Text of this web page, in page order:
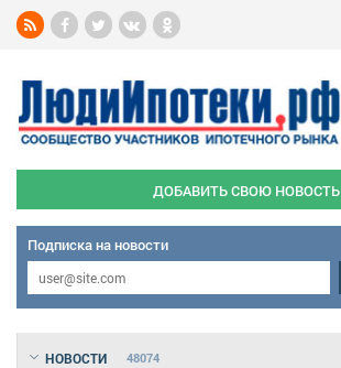
ДОБАВИТЬ СВОЮ НОВОСТЬ
Подписка на новости
НОВОСТИ 48074